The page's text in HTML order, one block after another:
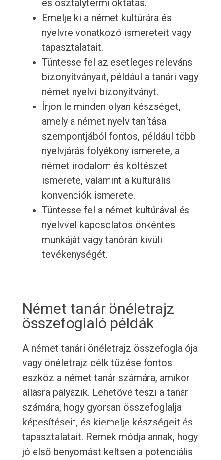
és osztálytermi oktatás.
Emelje ki a német kultúrára és
nyelvre vonatkozó ismereteit vagy
tapasztalatait.
Tüntesse fel az esetleges releváns
bizonyítványait, például a tanári vagy
német nyelvi bizonyítványt.
Írjon le minden olyan készséget,
amely a német nyelv tanítása
szempontjából fontos, például több
nyelvjárás folyékony ismerete, a
német irodalom és költészet
ismerete, valamint a kulturális
konvenciók ismerete.
Tüntesse fel a német kultúrával és
nyelvvel kapcsolatos önkéntes
munkáját vagy tanórán kívüli
tevékenységét.
Német tanár önéletrajz
összefoglaló példák
A német tanári önéletrajz összefoglalója
vagy önéletrajz célkitűzése fontos
eszköz a német tanár számára, amikor
állásra pályázik. Lehetővé teszi a tanár
számára, hogy gyorsan összefoglalja
képesítéseit, és kiemelje készségeit és
tapasztalatait. Remek módja annak, hogy
jó első benyomást keltsen a potenciális